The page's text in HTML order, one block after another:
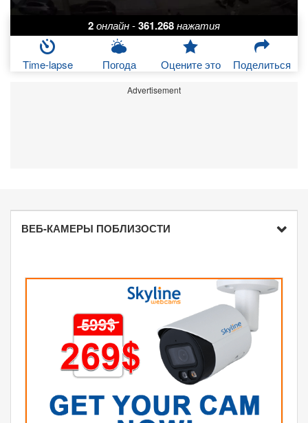
2онлайн-361.268нажатия
Time-lapse Погода Оцените это Поделиться
Advertisement
ВЕБ-КАМЕРЫ ПОБЛИЗОСТИ